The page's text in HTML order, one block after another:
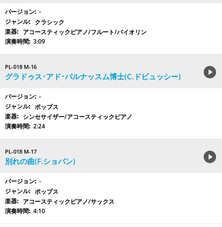
-
クラシック
アコースティックピアノ/フルート/バイオリン
3:09
PL-018 M-16
グラドゥス･アド･パルナッスム博士(C.ドビュッシー)
-
ポップス
シンセサイザー/アコースティックピアノ
2:24
PL-018 M-17
別れの曲(F.ショパン)
-
ポップス
アコースティックピアノ/サックス
4:10